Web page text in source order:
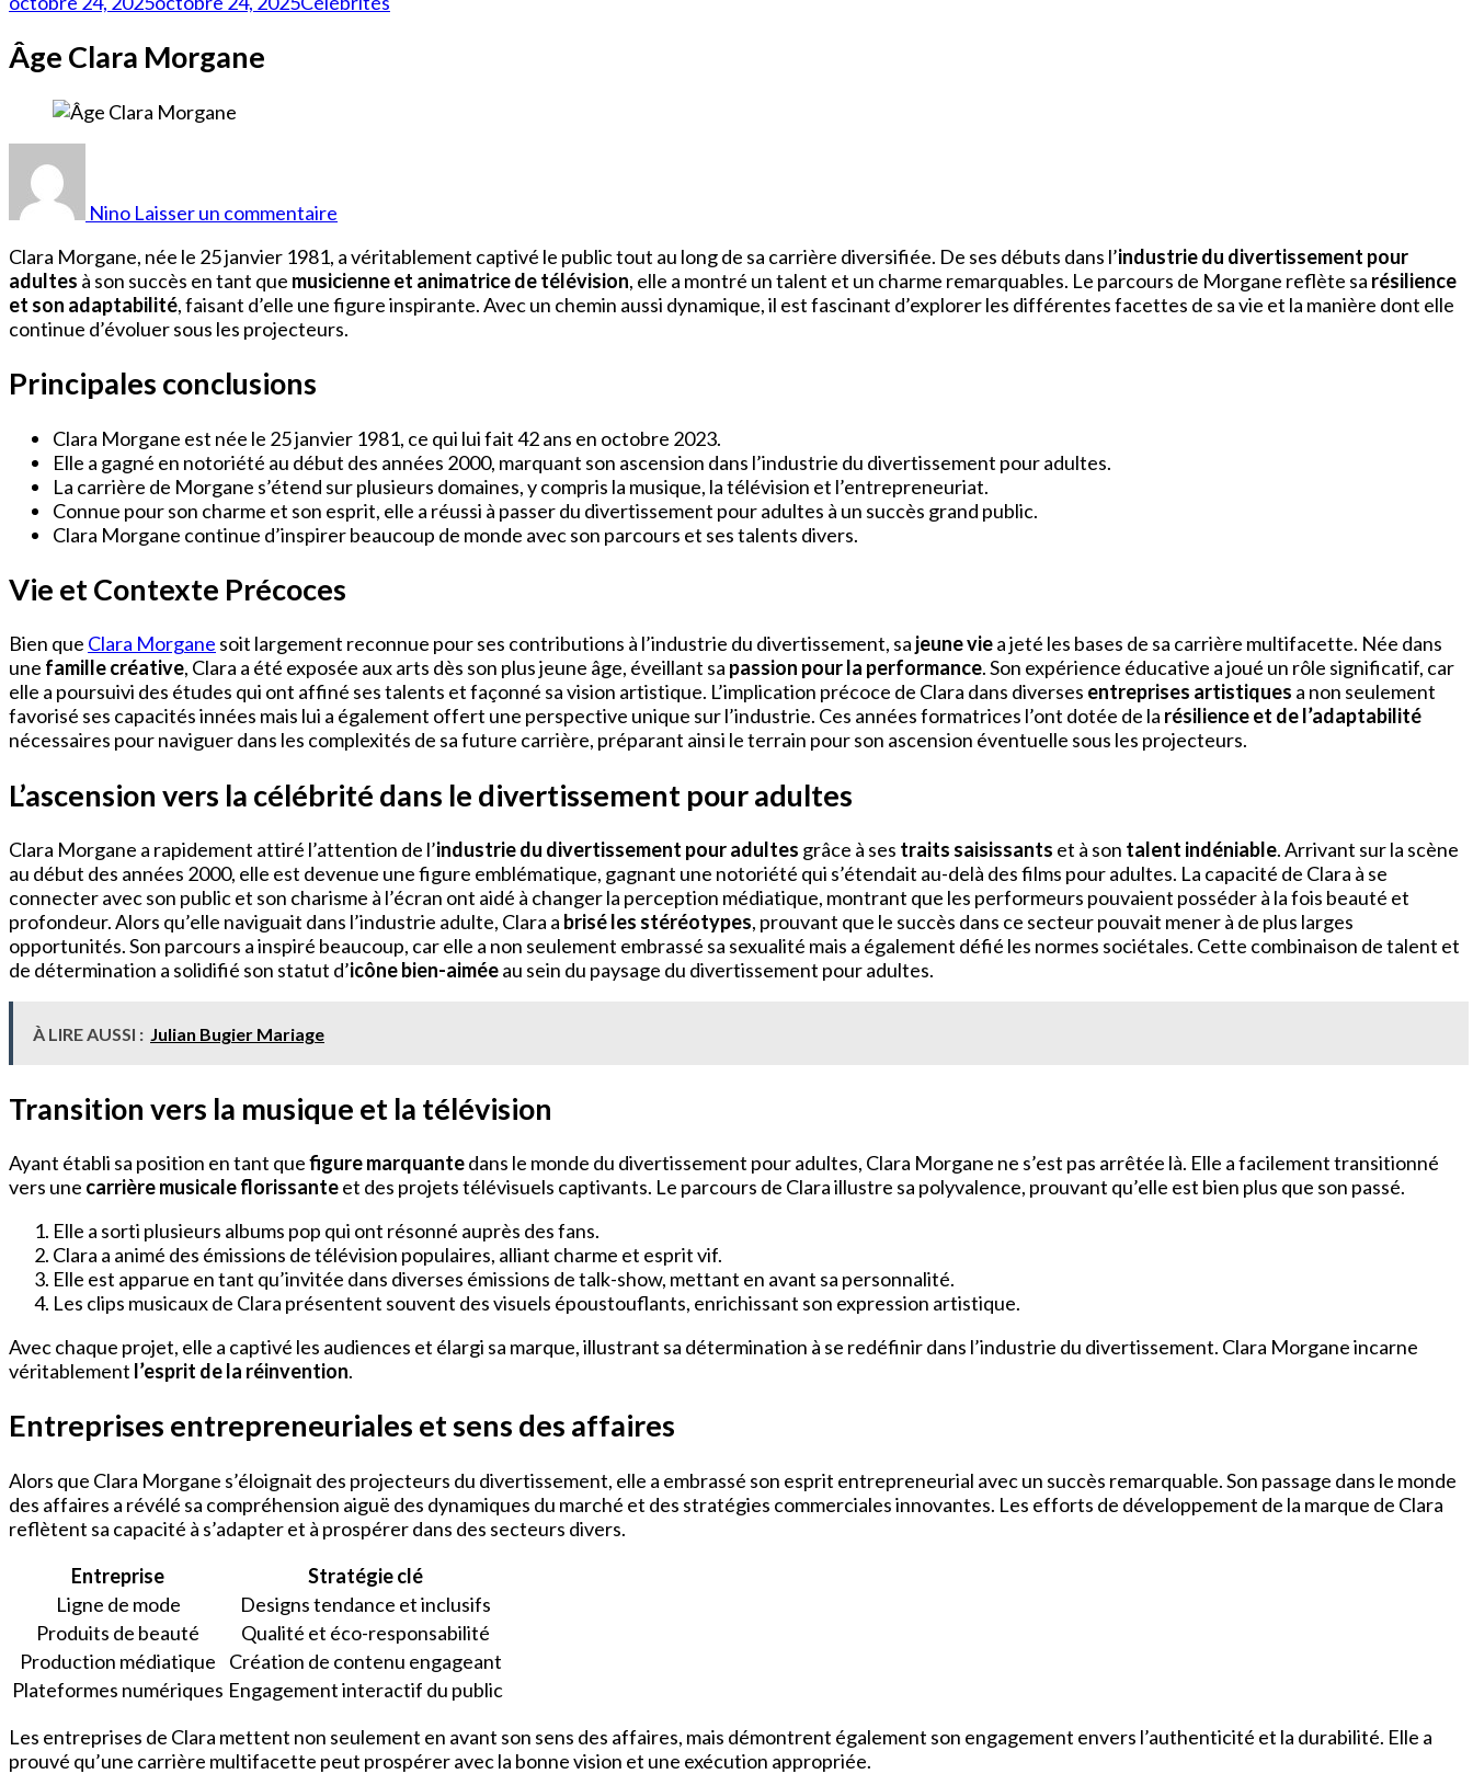
?
Âge Clara Morgane
Nino Laisser un commentaire
Morgane
Clara Morgane, née le 25 janvier 1981, a véritablement captivé le public tout au long de sa carrière diversifiée. De ses débuts dans l’industrie du divertissement pour
adultes à son succès en tant que musicienne et animatrice de télévision, elle a montré un talent et un charme remarquables. Le parcours de Morgane reflète sa résilience
et son adaptabilité, faisant d’elle une figure inspirante. Avec un chemin aussi dynamique, il est fascinant d’explorer les différentes facettes de sa vie et la manière dont elle
continue d’évoluer sous les projecteurs.
Principales conclusions
Clara Morgane est née le 25 janvier 1981, ce qui lui fait 42 ans en octobre 2023.
Elle a gagné en notoriété au début des années 2000, marquant son ascension dans l’industrie du divertissement pour adultes.
La carrière de Morgane s’étend sur plusieurs domaines, y compris la musique, la télévision et l’entrepreneuriat.
Connue pour son charme et son esprit, elle a réussi à passer du divertissement pour adultes à un succès grand public.
Clara Morgane continue d’inspirer beaucoup de monde avec son parcours et ses talents divers.
Vie et Contexte Précoces
Bien que Clara Morgane soit largement reconnue pour ses contributions à l’industrie du divertissement, sa jeune viea jeté les bases de sa carrière multifacette. Née dans
une famille créative, Clara a été exposée aux arts dès son plus jeune âge, éveillant sa passion pour la performance. Son expérience éducative a joué un rôle significatif, car
elle a poursuivi des études qui ont affiné ses talents et façonné sa vision artistique. L’implication précoce de Clara dans diverses entreprises artistiques a non seulement
favorisé ses capacités innées mais lui a également offert une perspective unique sur l’industrie. Ces années formatrices l’ont dotée de la résilience et de l’adaptabilité
nécessaires pour naviguer dans les complexités de sa future carrière, préparant ainsi le terrain pour son ascension éventuelle sous les projecteurs.
L’ascension vers la célébrité dans le divertissement pour adultes
Clara Morgane a rapidement attiré l’attention de l’industrie du divertissement pour adultes grâce à ses traits saisissants et à son talent indéniable. Arrivant sur la scène
au début des années 2000, elle est devenue une figure emblématique, gagnant une notoriété qui s’étendait au-delà des films pour adultes. La capacité de Clara à se
connecter avec son public et son charisme à l’écran ont aidé à changer la perception médiatique, montrant que les performeurs pouvaient posséder à la fois beauté et
profondeur. Alors qu’elle naviguait dans l’industrie adulte, Clara a brisé les stéréotypes, prouvant que le succès dans ce secteur pouvait mener à de plus larges
opportunités. Son parcours a inspiré beaucoup, car elle a non seulement embrassé sa sexualité mais a également défié les normes sociétales. Cette combinaison de talent et
de détermination a solidifié son statut d’icône bien-aiméeau sein du paysage du divertissement pour adultes.
À LIRE AUSSI : Julian Bugier Mariage
Transition vers la musique et la télévision
Ayant établi sa position en tant quefigure marquantedans le monde du divertissement pour adultes, Clara Morgane ne s’est pas arrêtée là. Elle a facilement transitionné
vers une carrière musicale florissanteet des projets télévisuels captivants. Le parcours de Clara illustre sa polyvalence, prouvant qu’elle est bien plus que son passé.
Elle a sorti plusieurs albums pop qui ont résonné auprès des fans.
Clara a animé des émissions de télévision populaires, alliant charme et esprit vif.
Elle est apparue en tant qu’invitée dans diverses émissions de talk-show, mettant en avant sa personnalité.
Les clips musicaux de Clara présentent souvent des visuels époustouflants, enrichissant son expression artistique.
Avec chaque projet, elle a captivé les audiences et élargi sa marque, illustrant sa détermination à se redéfinir dans l’industrie du divertissement. Clara Morgane incarne
véritablement l’esprit de la réinvention.
Entreprises entrepreneuriales et sens des affaires
Alors que Clara Morgane s’éloignait des projecteurs du divertissement, elle a embrassé son esprit entrepreneurial avec un succès remarquable. Son passage dans le monde
des affaires a révélé sa compréhension aiguë des dynamiques du marché et des stratégies commerciales innovantes. Les efforts de développement de la marque de Clara
reflètent sa capacité à s’adapter et à prospérer dans des secteurs divers.
Entreprise
Stratégie clé
Ligne de mode
Designs tendance et inclusifs
Produits de beauté
Qualité et éco-responsabilité
Production médiatique
Création de contenu engageant
Plateformes numériques Engagement interactif du public
Les entreprises de Clara mettent non seulement en avant son sens des affaires, mais démontrent également son engagement envers l’authenticité et la durabilité. Elle a
prouvé qu’une carrière multifacette peut prospérer avec la bonne vision et une exécution appropriée.